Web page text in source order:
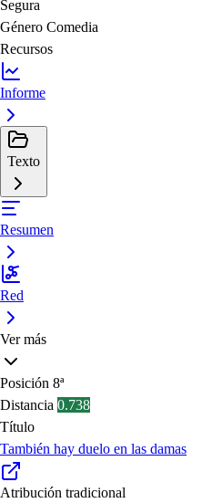
Segura
Género Comedia
Recursos
Informe
Texto
Resumen
Red
Ver más
Posición 8ª
Distancia 0.738
Título
También hay duelo en las damas
Atribución tradicional